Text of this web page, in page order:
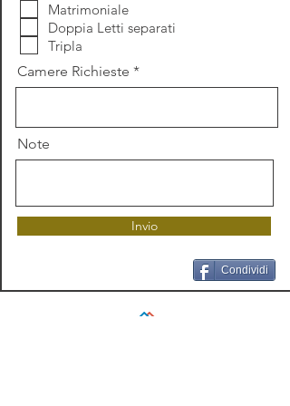
g
t
o
r
Matrimoniale
Doppia Letti separati
Tripla
Camere Richieste
Note
Invio
Condividi